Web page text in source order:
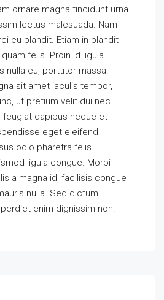
ornare magna tincidunt urna
lectus malesuada. Nam
eu blandit. Etiam in blandit
felis. Proin id ligula
nulla eu, porttitor massa.
sit amet iaculis tempor,
ut pretium velit dui nec
feugiat dapibus neque et
eget eleifend
odio pharetra felis
ligula congue. Morbi
a magna id, facilisis congue
nulla. Sed dictum
enim dignissim non.